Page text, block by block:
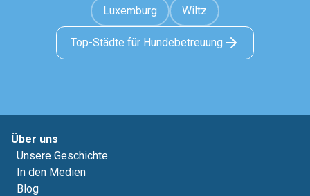
Luxemburg Wiltz
Top-Städte für Hundebetreuung
Über uns
Unsere Geschichte
In den Medien
Blog